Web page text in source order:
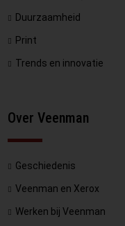
Duurzaamheid
Print
Trends en innovatie
Over Veenman
Geschiedenis
Veenman en Xerox
Werken bij Veenman